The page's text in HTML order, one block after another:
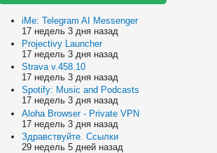
iMe: Telegram AI Messenger
17 недель 3 дня назад
Projectivy Launcher
17 недель 3 дня назад
Strava v.458.10
17 недель 3 дня назад
Spotify: Music and Podcasts
17 недель 3 дня назад
Aloha Browser - Private VPN
17 недель 3 дня назад
Здравствуйте. Ссылки
29 недель 5 дней назад